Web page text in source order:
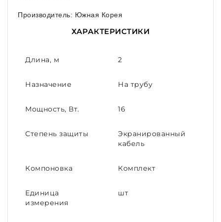
Производитель: Южная Корея
ХАРАКТЕРИСТИКИ
Длина, м 2
Назначение На трубу
Мощность, Вт. 16
Степень защиты
Экранированный
кабель
Компоновка Комплект
Единица
измерения
шт